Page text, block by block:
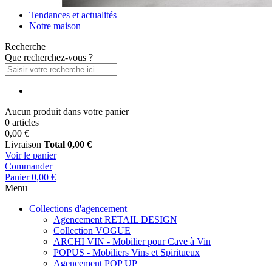
Tendances et actualités
Notre maison
Recherche
Que recherchez-vous ?
Aucun produit dans votre panier
0 articles
0,00 €
Livraison Total 0,00 €
Voir le panier
Commander
Panier 0,00 €
Menu
Collections d'agencement
Agencement RETAIL DESIGN
Collection VOGUE
ARCHI VIN - Mobilier pour Cave à Vin
POPUS - Mobiliers Vins et Spiritueux
Agencement POP UP